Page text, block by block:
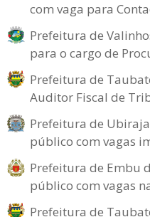
com vaga para
Prefeitura de
para o cargo de
Prefeitura de
Auditor Fiscal de
Prefeitura de
público com vagas
Prefeitura de Embu
público com vagas
Prefeitura de